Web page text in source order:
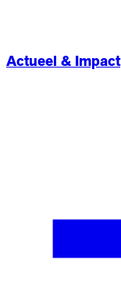
Actueel & Impact